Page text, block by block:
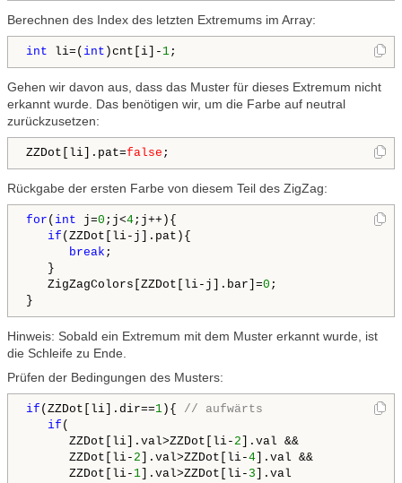
Berechnen des Index des letzten Extremums im Array:
int li=( int )cnt[i]- 1;
Gehen wir davon aus, dass das Muster für dieses Extremum nicht
erkannt wurde. Das benötigen wir, um die Farbe auf neutral
zurückzusetzen:
ZZDot[li].pat=false ;
Rückgabe der ersten Farbe von diesem Teil des ZigZag:
for ( int j=0 ;j<4;j++){
if (ZZDot[li-j].pat){
break ;
}
ZigZagColors[ZZDot[li-j].bar]=0 ;
Hinweis: Sobald ein Extremum mit dem Muster erkannt wurde, ist
die Schleife zu Ende.
Prüfen der Bedingungen des Musters:
if (ZZDot[li].dir==1 ){ // aufwärts
if (
ZZDot[li].val>ZZDot[li- 2 ].val &&
ZZDot[li- 2 ].val>ZZDot[li-4 ].val &&
ZZDot[li- 1 ].val>ZZDot[li- 3 ].val